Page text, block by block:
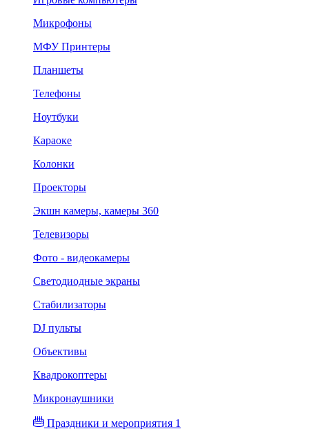
Микрофоны
МФУ Принтеры
Планшеты
Телефоны
Ноутбуки
Караоке
Колонки
Проекторы
Экшн камеры, камеры 360
Телевизоры
Фото - видеокамеры
Светодиодные экраны
Стабилизаторы
DJ пульты
Объективы
Квадрокоптеры
Микронаушники
Праздники и мероприятия 1